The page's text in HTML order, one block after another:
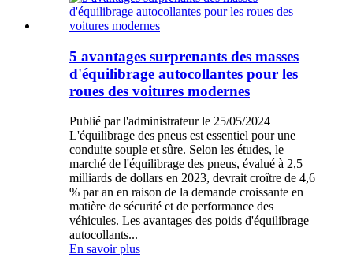
5 avantages surprenants des masses
d'équilibrage autocollantes pour les
roues des voitures modernes
Publié par l'administrateur le 25/05/2024
L'équilibrage des pneus est essentiel pour une
conduite souple et sûre. Selon les études, le
marché de l'équilibrage des pneus, évalué à 2,5
milliards de dollars en 2023, devrait croître de 4,6
% par an en raison de la demande croissante en
matière de sécurité et de performance des
véhicules. Les avantages des poids d'équilibrage
autocollants...
En savoir plus